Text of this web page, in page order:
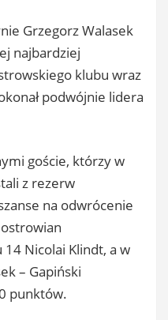
Grzegorz Walasek
najbardziej
klubu wraz
podwójnie lidera
goście, którzy w
z rezerw
na odwrócenie
14 Nicolai Klindt, a w
– Gapiński
punktów.